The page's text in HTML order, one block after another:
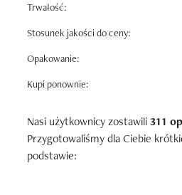
Trwałość:
Stosunek jakości do ceny:
Opakowanie:
Kupi ponownie:
Nasi użytkownicy zostawili311
Przygotowaliśmy dla Ciebie
podstawie: